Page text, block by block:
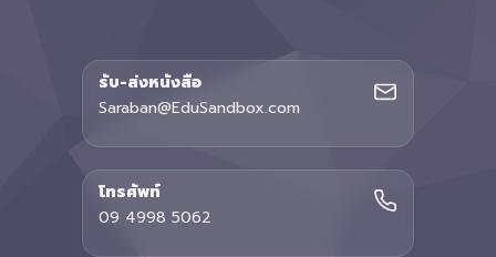
รับ-ส่งหนังสือ
Saraban@EduSandbox.com
โทรศัพท์
09 4998 5062